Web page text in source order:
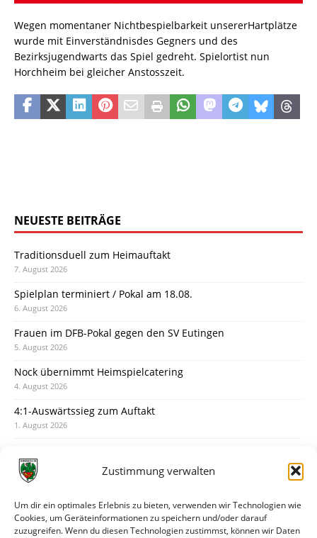
Zustimmung verwalten
Um dir ein optimales Erlebnis zu bieten, verwenden wir Technologien wie
Cookies, um Geräteinformationen zu speichern und/oder darauf
zuzugreifen. Wenn du diesen Technologien zustimmst, können wir Daten
Wegen momentaner Nichtbespielbarkeit unsererHartplätze
wurde mit Einverständnisdes Gegners und des
Bezirksjugendwarts das Spiel gedreht. Spielortist nun
Horchheim bei gleicher Anstosszeit.
NEUESTE BEITRÄGE
Traditionsduell zum Heimauftakt
7. August 2026
Spielplan terminiert / Pokal am 18.08.
6. August 2026
Frauen im DFB-Pokal gegen den SV Eutingen
5. August 2026
Nock übernimmt Heimspielcatering
4. August 2026
4:1-Auswärtssieg zum Auftakt
1. August 2026
31. Juli 2026
30. Juli 2026
Deine Spielminute: 89+1